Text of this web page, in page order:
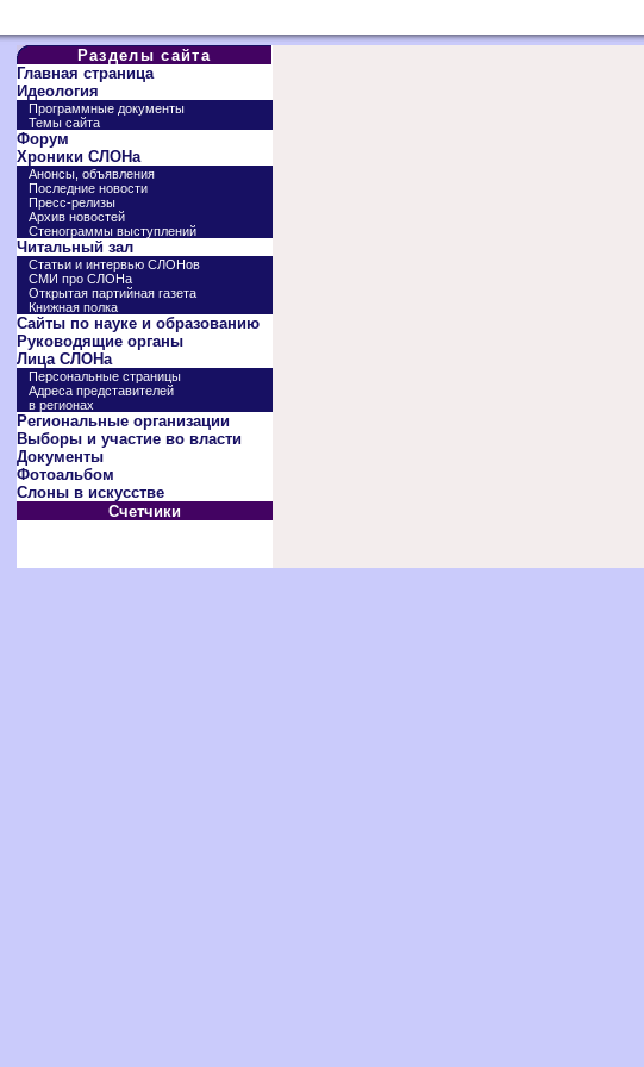
Разделы сайта
Главная страница
Идеология
Программные документы
Темы сайта
Форум
Хроники СЛОНа
Анонсы, объявления
Последние новости
Пресс-релизы
Архив новостей
Стенограммы выступлений
Читальный зал
Статьи и интервью СЛОНов
СМИ про СЛОНа
Открытая партийная газета
Книжная полка
Сайты по науке и образованию
Руководящие органы
Лица СЛОНа
Персональные страницы
Адреса представителей
в регионах
Региональные организации
Выборы и участие во власти
Документы
Фотоальбом
Слоны в искусстве
Счетчики